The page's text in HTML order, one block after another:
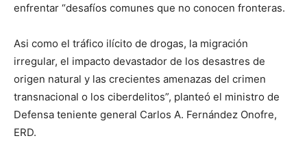
enfrentar “desafíos comunes que no conocen fronteras.
Asi como el tráfico ilícito de drogas, la migración
irregular, el impacto devastador de los desastres de
origen natural y las crecientes amenazas del crimen
transnacional o los ciberdelitos”, planteó el ministro de
Defensa teniente general Carlos A. Fernández Onofre,
ERD.